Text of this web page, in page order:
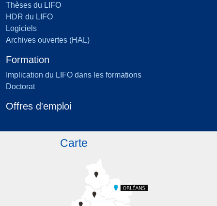
Thèses du LIFO
HDR du LIFO
Logiciels
Archives ouvertes (HAL)
Formation
Implication du LIFO dans les formations
Doctorat
Offres d'emploi
Carte